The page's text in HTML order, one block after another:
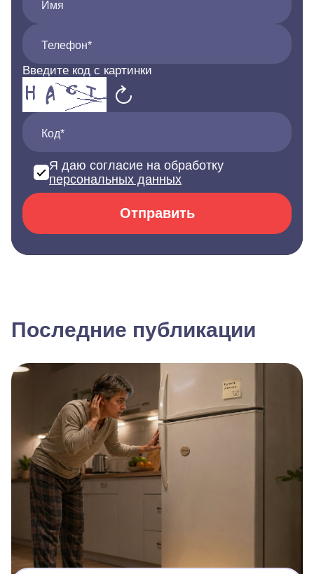
Имя
Телефон*
Введите код с картинки
Код*
Я даю согласие на обработку
персональных данных
Отправить
Последние публикации